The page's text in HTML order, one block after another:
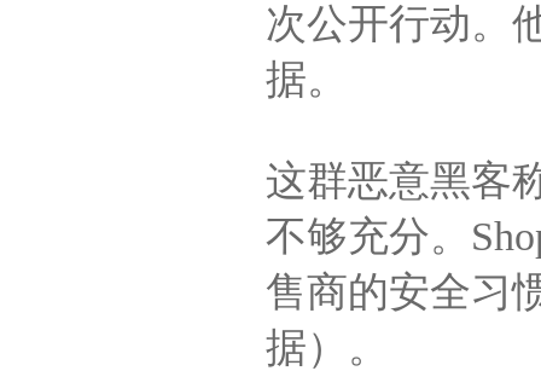
次公开行动。
据。
这群恶意黑客
不够充分。
售商的安全习
据）。